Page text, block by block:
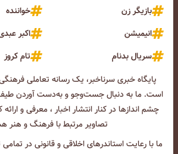
بازیگر زن
خواننده
انیمیشن
اکبر
سریال بدنام
تام کروز
پایگاه خبری سرناخبر، یک رسانه تعاملی
است. ما به دنبال جست‌و‌جو و به‌دست آوردن طیف
چشم انداز‌ها در کنار انتشار اخبار ، معرفی و
تصاویر مرتبط با فرهنگ و هنر
ما با رعایت استاندرهای اخلاقی و قانونی در تمامی